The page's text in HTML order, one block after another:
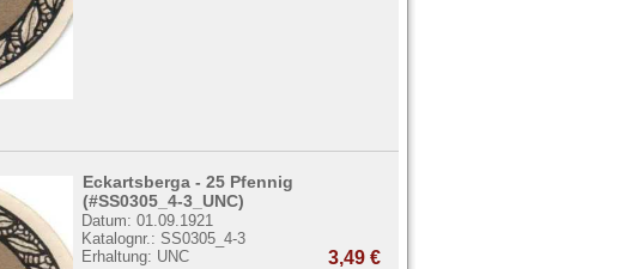
Eckartsberga - 25 Pfennig
(#SS0305_4-3_UNC)
Datum: 01.09.1921
Katalognr.: SS0305_4-3
Erhaltung: UNC
3,49 €